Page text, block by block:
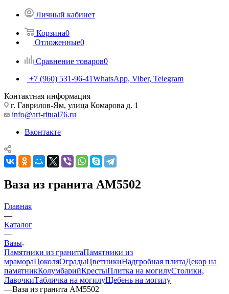
Личный кабинет
Корзина0
Отложенные0
Сравнение товаров0
+7 (960) 531-96-41WhatsApp, Viber, Telegram
Контактная информация
г. Гаврилов-Ям, улица Комарова д. 1
info@art-ritual76.ru
Вконтакте
Ваза из гранита AM5502
Главная
—
Каталог
—
Вазы
Памятники из гранитаПамятники из
мрамораЦоколяОградыЦветникиНадгробная плитаДекор на
памятникКолумбарийКрестыПлитка на могилуСтолики,
ЛавочкиТабличка на могилуЩебень на могилу
—Ваза из гранита AM5502